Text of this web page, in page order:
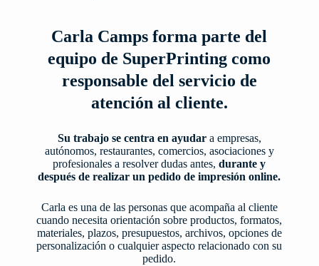
Carla Camps forma parte del
equipo de SuperPrinting como
responsable del servicio de
atención al cliente.
Su trabajo se centra en ayudara empresas,
autónomos, restaurantes, comercios, asociaciones y
profesionales a resolver dudas antes,durante y
después de realizar un pedido de impresión online.
Carla es una de las personas que acompaña al cliente
cuando necesita orientación sobre productos, formatos,
materiales, plazos, presupuestos, archivos, opciones de
personalización o cualquier aspecto relacionado con su
pedido.